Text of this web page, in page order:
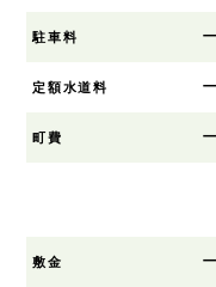
駐車料 ー
定額水道料 ー
町費 ー
敷金 ー